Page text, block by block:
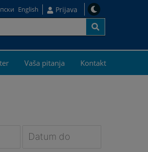
English Prijava
Vaša pitanja Kontakt